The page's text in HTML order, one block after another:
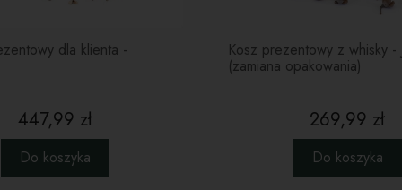
w
dla klienta -
447,99 zł
Do koszyka
Kosz prezentowy z whisky -
(zamiana opakowania)
269,99 zł
Do koszyka